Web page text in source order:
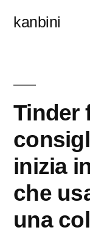
kanbini
Tinder
inizia
che
una